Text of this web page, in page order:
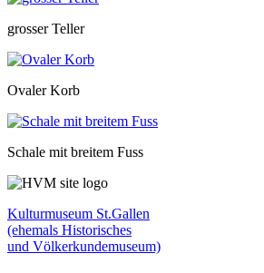
grosser Teller
Ovaler Korb
Schale mit breitem Fuss
Kulturmuseum St.Gallen
(ehemals Historisches
und Völkerkundemuseum)